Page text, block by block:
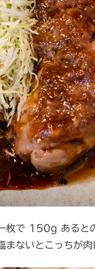
枚で 150g あると
ないとこっちが肉